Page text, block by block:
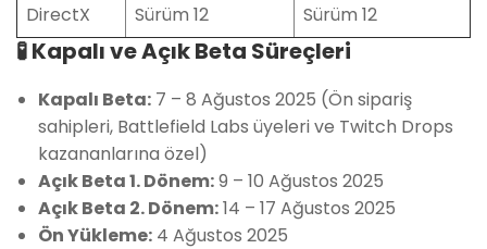
DirectX
Sürüm 12 Sürüm 12
🧪 Kapalı ve Açık Beta Süreçleri
Kapalı Beta: 7 – 8 Ağustos 2025 (Ön sipariş
sahipleri, Battlefield Labs üyeleri ve Twitch Drops
kazananlarına özel)
Açık Beta 1. Dönem:9 – 10 Ağustos 2025
Açık Beta 2. Dönem:14 – 17 Ağustos 2025
Ön Yükleme: 4 Ağustos 2025